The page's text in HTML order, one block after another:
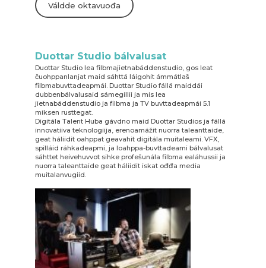
Váldde oktavuođa
Duottar Studio bálvalusat
Duottar Studio lea filbmajietnabáddenstudio, gos leat
čuohppanlanjat maid sáhttá láigohit ámmátlaš
filbmabuvttadeapmái. Duottar Studio fállá maiddái
dubbenbálvalusaid sámegillii ja mis lea
jietnabáddenstudio ja filbma ja TV buvttadeapmái 5.1
miksen rusttegat.
Digitála Talent Huba gávdno maid Duottar Studios ja fállá
innovatiiva teknologiija, erenoamážit nuorra taleanttaide,
geat háliidit oahppat geavahit digitála muitaleami. VFX,
spilláid ráhkadeapmi, ja loahppa-buvttadeami bálvalusat
sáhttet heivehuvvot sihke profešunála filbma ealáhussii ja
nuorra taleanttaide geat háliidit iskat ođđa media
muitalanvugiid.